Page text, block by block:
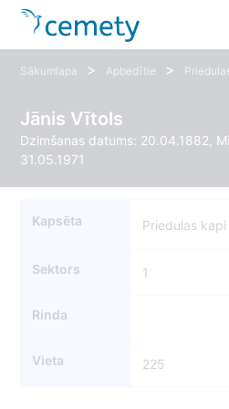
Sākumlapa > Apbedītie >
Jānis Vītols
Dzimšanas datums: 20.04.1882,
31.05.1971
Kapsēta Priedulas kapi
Sektors 1
Rinda
Vieta 225